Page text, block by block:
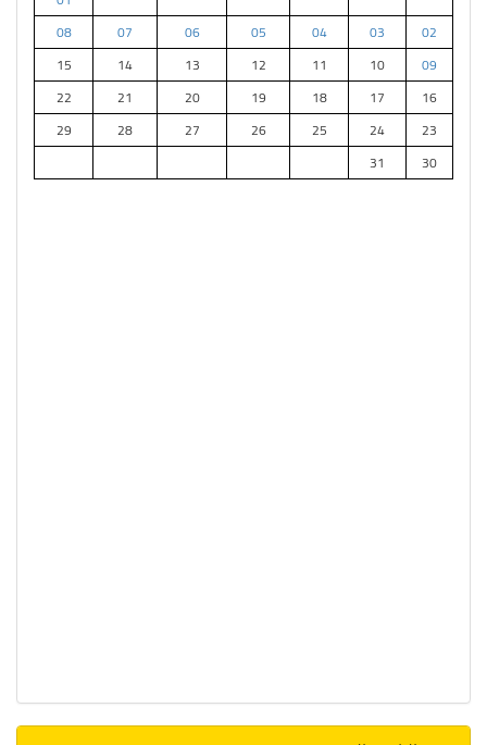
02
03
04
05
06
07
08
09
10
11
12
13
14
15
16
17
18
19
20
21
22
23
24
25
26
27
28
29
30
31